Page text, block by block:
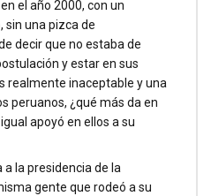
el año 2000, con un
una pizca de
decir que no estaba de
y estar en sus
realmente inaceptable y una
peruanos, ¿qué más da en
apoyó en ellos a su
a la presidencia de la
gente que rodeó a su